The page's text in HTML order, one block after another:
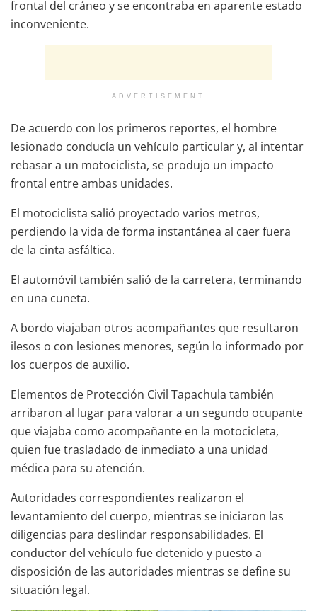
frontal del cráneo y se encontraba en aparente estado
inconveniente.
ADVERTISEMENT
De acuerdo con los primeros reportes, el hombre
lesionado conducía un vehículo particular y, al intentar
rebasar a un motociclista, se produjo un impacto
frontal entre ambas unidades.
El motociclista salió proyectado varios metros,
perdiendo la vida de forma instantánea al caer fuera
de la cinta asfáltica.
El automóvil también salió de la carretera, terminando
en una cuneta.
A bordo viajaban otros acompañantes que resultaron
ilesos o con lesiones menores, según lo informado por
los cuerpos de auxilio.
Elementos de Protección Civil Tapachula también
arribaron al lugar para valorar a un segundo ocupante
que viajaba como acompañante en la motocicleta,
quien fue trasladado de inmediato a una unidad
médica para su atención.
Autoridades correspondientes realizaron el
levantamiento del cuerpo, mientras se iniciaron las
diligencias para deslindar responsabilidades. El
conductor del vehículo fue detenido y puesto a
disposición de las autoridades mientras se define su
situación legal.